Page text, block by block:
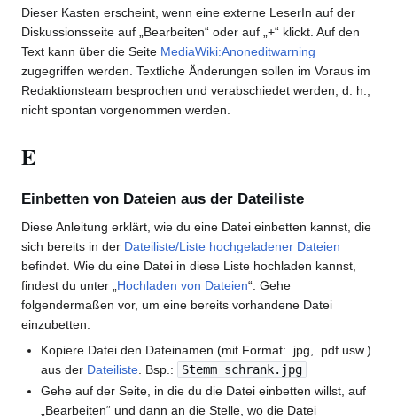
Dieser Kasten erscheint, wenn eine externe LeserIn auf der
Diskussionsseite auf „Bearbeiten“ oder auf „+“ klickt. Auf den
Text kann über die Seite MediaWiki:Anoneditwarning
zugegriffen werden. Textliche Änderungen sollen im Voraus im
Redaktionsteam besprochen und verabschiedet werden, d. h.,
nicht spontan vorgenommen werden.
E
Einbetten von Dateien aus der Dateiliste
Diese Anleitung erklärt, wie du eine Datei einbetten kannst, die
sich bereits in der Dateiliste/Liste hochgeladener Dateien
befindet. Wie du eine Datei in diese Liste hochladen kannst,
findest du unter „ Hochladen von Dateien“. Gehe
folgendermaßen vor, um eine bereits vorhandene Datei
einzubetten:
Kopiere Datei den Dateinamen (mit Format: .jpg, .pdf usw.)
aus der Dateiliste . Bsp.:
Stemm schrank.jpg
Gehe auf der Seite, in die du die Datei einbetten willst, auf
„Bearbeiten“ und dann an die Stelle, wo die Datei